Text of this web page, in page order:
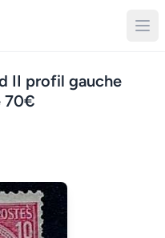
II profil gauche
70€